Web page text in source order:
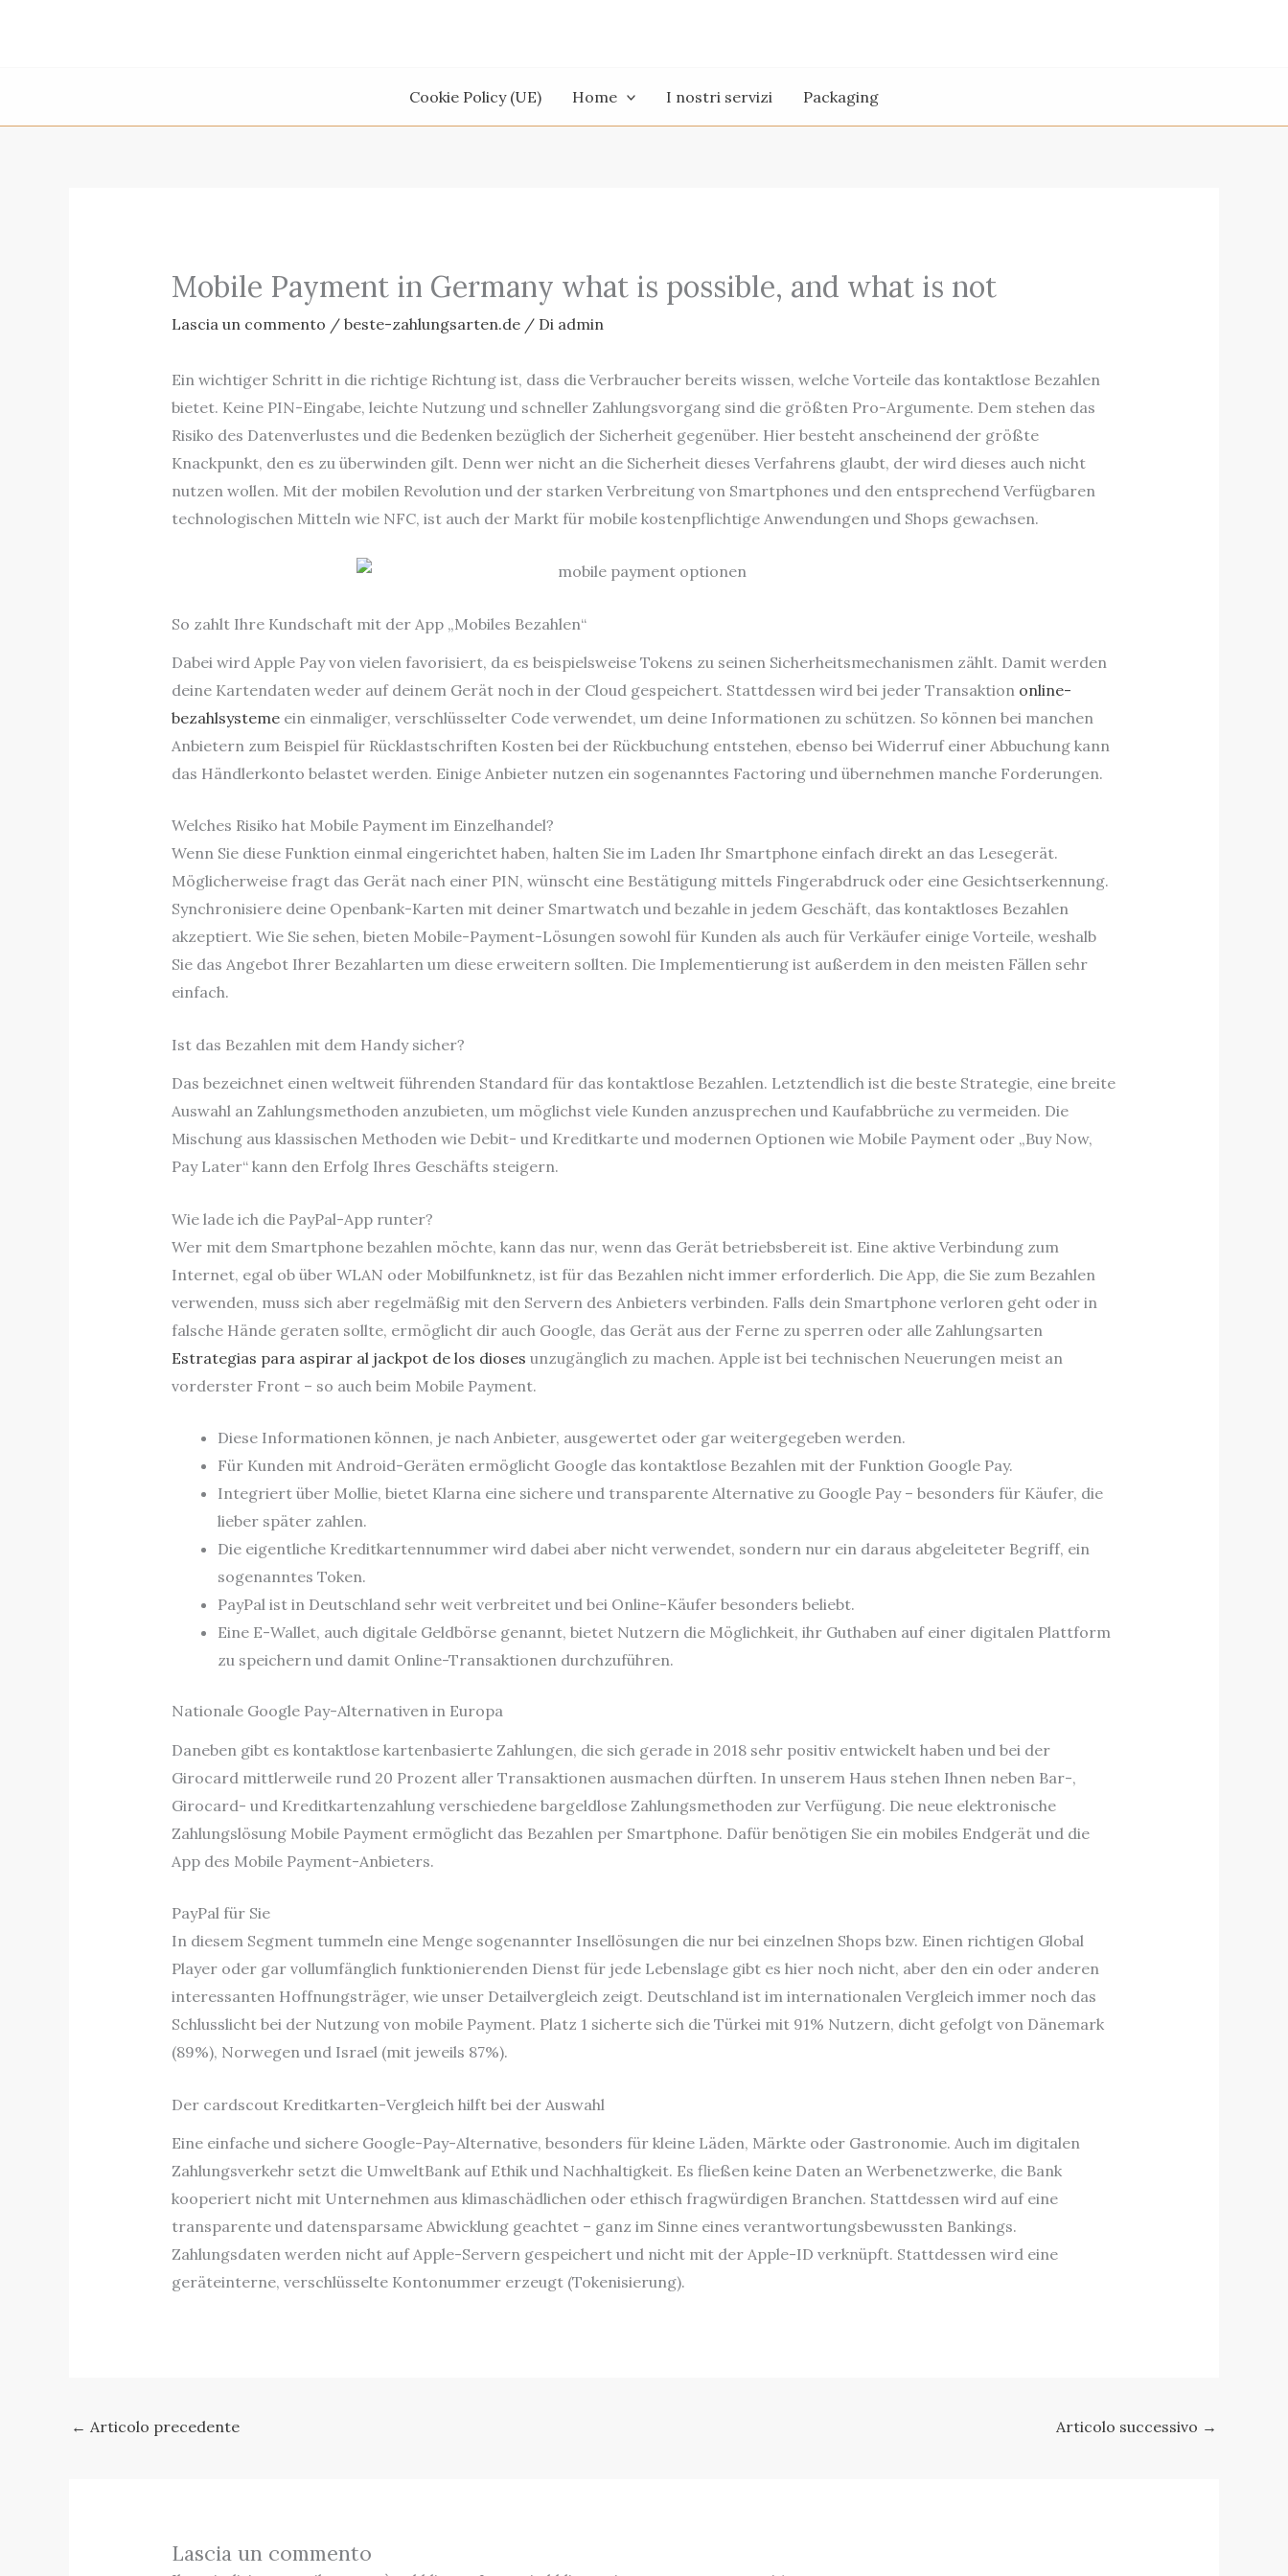
Cookie Policy (UE)
Home I nostri servizi Packaging
Mobile Payment in Germany what is possible, and what is not
Lascia un commento / beste-zahlungsarten.de/ Di admin
Ein wichtiger Schritt in die richtige Richtung ist, dass die Verbraucher bereits wissen, welche Vorteile das kontaktlose Bezahlen
bietet. Keine PIN-Eingabe, leichte Nutzung und schneller Zahlungsvorgang sind die größten Pro-Argumente. Dem stehen das
Risiko des Datenverlustes und die Bedenken bezüglich der Sicherheit gegenüber. Hier besteht anscheinend der größte
Knackpunkt, den es zu überwinden gilt. Denn wer nicht an die Sicherheit dieses Verfahrens glaubt, der wird dieses auch nicht
nutzen wollen. Mit der mobilen Revolution und der starken Verbreitung von Smartphones und den entsprechend Verfügbaren
technologischen Mitteln wie NFC, ist auch der Markt für mobile kostenpflichtige Anwendungen und Shops gewachsen.
So zahlt Ihre Kundschaft mit der App „Mobiles Bezahlen“
Dabei wird Apple Pay von vielen favorisiert, da es beispielsweise Tokens zu seinen Sicherheitsmechanismen zählt. Damit werden
deine Kartendaten weder auf deinem Gerät noch in der Cloud gespeichert. Stattdessen wird bei jeder Transaktion online-
bezahlsystemeein einmaliger, verschlüsselter Code verwendet, um deine Informationen zu schützen. So können bei manchen
Anbietern zum Beispiel für Rücklastschriften Kosten bei der Rückbuchung entstehen, ebenso bei Widerruf einer Abbuchung kann
das Händlerkonto belastet werden. Einige Anbieter nutzen ein sogenanntes Factoring und übernehmen manche Forderungen.
Welches Risiko hat Mobile Payment im Einzelhandel?
Wenn Sie diese Funktion einmal eingerichtet haben, halten Sie im Laden Ihr Smartphone einfach direkt an das Lesegerät.
Möglicherweise fragt das Gerät nach einer PIN, wünscht eine Bestätigung mittels Fingerabdruck oder eine Gesichtserkennung.
Synchronisiere deine Openbank-Karten mit deiner Smartwatch und bezahle in jedem Geschäft, das kontaktloses Bezahlen
akzeptiert. Wie Sie sehen, bieten Mobile-Payment-Lösungen sowohl für Kunden als auch für Verkäufer einige Vorteile, weshalb
Sie das Angebot Ihrer Bezahlarten um diese erweitern sollten. Die Implementierung ist außerdem in den meisten Fällen sehr
einfach.
Ist das Bezahlen mit dem Handy sicher?
Das bezeichnet einen weltweit führenden Standard für das kontaktlose Bezahlen. Letztendlich ist die beste Strategie, eine breite
Auswahl an Zahlungsmethoden anzubieten, um möglichst viele Kunden anzusprechen und Kaufabbrüche zu vermeiden. Die
Mischung aus klassischen Methoden wie Debit- und Kreditkarte und modernen Optionen wie Mobile Payment oder „Buy Now,
Pay Later“ kann den Erfolg Ihres Geschäfts steigern.
Wie lade ich die PayPal-App runter?
Wer mit dem Smartphone bezahlen möchte, kann das nur, wenn das Gerät betriebsbereit ist. Eine aktive Verbindung zum
Internet, egal ob über WLAN oder Mobilfunknetz, ist für das Bezahlen nicht immer erforderlich. Die App, die Sie zum Bezahlen
verwenden, muss sich aber regelmäßig mit den Servern des Anbieters verbinden. Falls dein Smartphone verloren geht oder in
falsche Hände geraten sollte, ermöglicht dir auch Google, das Gerät aus der Ferne zu sperren oder alle Zahlungsarten
Estrategias para aspirar al jackpot de los dioses unzugänglich zu machen. Apple ist bei technischen Neuerungen meist an
vorderster Front – so auch beim Mobile Payment.
Diese Informationen können, je nach Anbieter, ausgewertet oder gar weitergegeben werden.
Für Kunden mit Android-Geräten ermöglicht Google das kontaktlose Bezahlen mit der Funktion Google Pay.
Integriert über Mollie, bietet Klarna eine sichere und transparente Alternative zu Google Pay – besonders für Käufer, die
lieber später zahlen.
Die eigentliche Kreditkartennummer wird dabei aber nicht verwendet, sondern nur ein daraus abgeleiteter Begriff, ein
sogenanntes Token.
PayPal ist in Deutschland sehr weit verbreitet und bei Online-Käufer besonders beliebt.
Eine E-Wallet, auch digitale Geldbörse genannt, bietet Nutzern die Möglichkeit, ihr Guthaben auf einer digitalen Plattform
zu speichern und damit Online-Transaktionen durchzuführen.
Nationale Google Pay-Alternativen in Europa
Daneben gibt es kontaktlose kartenbasierte Zahlungen, die sich gerade in 2018 sehr positiv entwickelt haben und bei der
Girocard mittlerweile rund 20 Prozent aller Transaktionen ausmachen dürften. In unserem Haus stehen Ihnen neben Bar-,
Girocard- und Kreditkartenzahlung verschiedene bargeldlose Zahlungsmethoden zur Verfügung. Die neue elektronische
Zahlungslösung Mobile Payment ermöglicht das Bezahlen per Smartphone. Dafür benötigen Sie ein mobiles Endgerät und die
App des Mobile Payment-Anbieters.
PayPal für Sie
In diesem Segment tummeln eine Menge sogenannter Insellösungen die nur bei einzelnen Shops bzw. Einen richtigen Global
Player oder gar vollumfänglich funktionierenden Dienst für jede Lebenslage gibt es hier noch nicht, aber den ein oder anderen
interessanten Hoffnungsträger, wie unser Detailvergleich zeigt. Deutschland ist im internationalen Vergleich immer noch das
Schlusslicht bei der Nutzung von mobile Payment. Platz 1 sicherte sich die Türkei mit 91% Nutzern, dicht gefolgt von Dänemark
(89%), Norwegen und Israel (mit jeweils 87%).
Der cardscout Kreditkarten-Vergleich hilft bei der Auswahl
Eine einfache und sichere Google-Pay-Alternative, besonders für kleine Läden, Märkte oder Gastronomie. Auch im digitalen
Zahlungsverkehr setzt die UmweltBank auf Ethik und Nachhaltigkeit. Es fließen keine Daten an Werbenetzwerke, die Bank
kooperiert nicht mit Unternehmen aus klimaschädlichen oder ethisch fragwürdigen Branchen. Stattdessen wird auf eine
transparente und datensparsame Abwicklung geachtet – ganz im Sinne eines verantwortungsbewussten Bankings.
Zahlungsdaten werden nicht auf Apple-Servern gespeichert und nicht mit der Apple-ID verknüpft. Stattdessen wird eine
geräteinterne, verschlüsselte Kontonummer erzeugt (Tokenisierung).
← Articolo precedente Articolo successivo →
Lascia un commento